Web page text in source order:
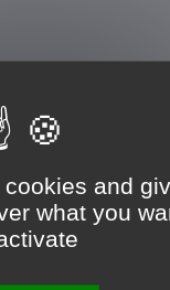
and
what you